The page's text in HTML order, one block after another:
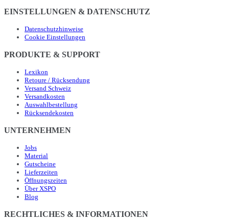
EINSTELLUNGEN & DATENSCHUTZ
Datenschutzhinweise
Cookie Einstellungen
PRODUKTE & SUPPORT
Lexikon
Retoure / Rücksendung
Versand Schweiz
Versandkosten
Auswahlbestellung
Rücksendekosten
UNTERNEHMEN
Jobs
Material
Gutscheine
Lieferzeiten
Öffnungszeiten
Über XSPO
Blog
RECHTLICHES & INFORMATIONEN